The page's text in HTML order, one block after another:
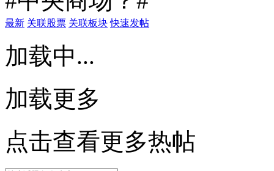
最新 关联股票 关联板块 快速发帖
加载中...
加载更多
点击查看更多热帖